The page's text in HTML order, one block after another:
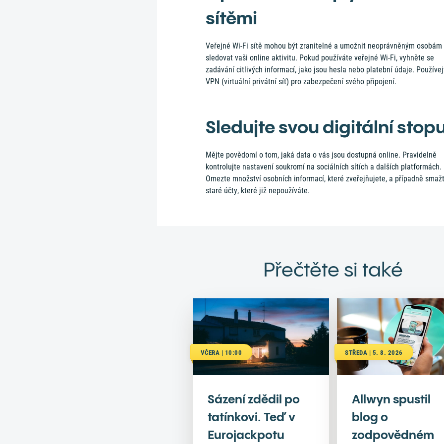
sítěmi
Veřejné Wi-Fi sítě mohou být zranitelné a umožnit neoprávněným osobám
sledovat vaši online aktivitu. Pokud používáte veřejné Wi-Fi, vyhněte se
zadávání citlivých informací, jako jsou hesla nebo platební údaje.
VPN (virtuální privátní síť) pro zabezpečení svého připojení.
Sledujte svou digitální
Mějte povědomí o tom, jaká data o vás jsou dostupná online. Pravidelně
kontrolujte nastavení soukromí na sociálních sítích a dalších platformách.
Omezte množství osobních informací, které zveřejňujete, a případně
staré účty, které již nepoužíváte.
Přečtěte si také
VČERA | 10:00
Sázení zdědil po
tatínkovi. Teď v
Eurojackpotu
STŘEDA | 5. 8. 2026
Allwyn spustil
blog o
zodpovědném